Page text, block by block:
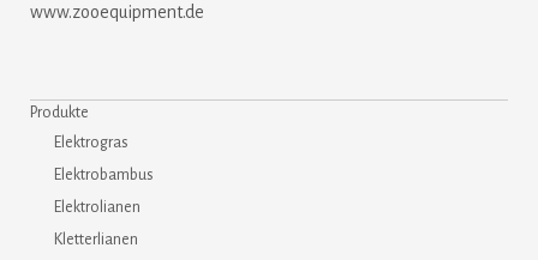
www.zooequipment.de
Produkte
Elektrogras
Elektrobambus
Elektrolianen
Kletterlianen